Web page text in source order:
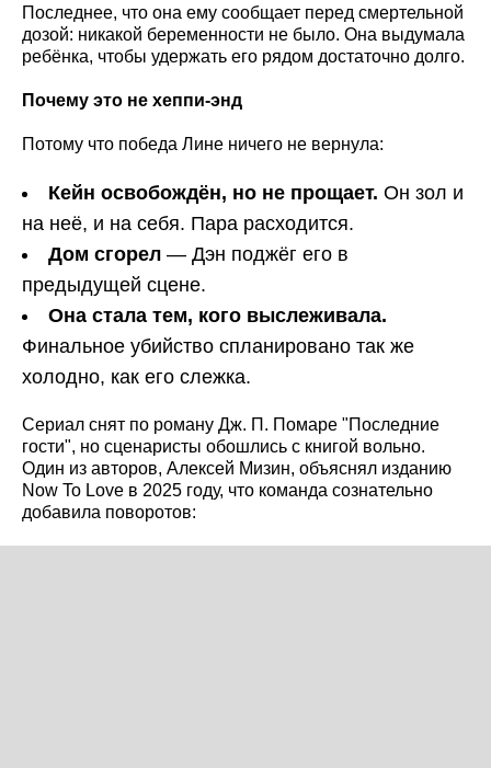
Последнее, что она ему сообщает перед смертельной
дозой: никакой беременности не было. Она выдумала
ребёнка, чтобы удержать его рядом достаточно долго.
Почему это не хеппи-энд
Потому что победа Лине ничего не вернула:
Кейн освобождён, но не прощает. Он зол и
на неё, и на себя. Пара расходится.
Дом сгорел — Дэн поджёг его в
предыдущей сцене.
Она стала тем, кого выслеживала.
Финальное убийство спланировано так же
холодно, как его слежка.
Сериал снят по роману Дж. П. Помаре "Последние
гости", но сценаристы обошлись с книгой вольно.
Один из авторов, Алексей Мизин, объяснял изданию
Now To Love в 2025 году, что команда сознательно
добавила поворотов: